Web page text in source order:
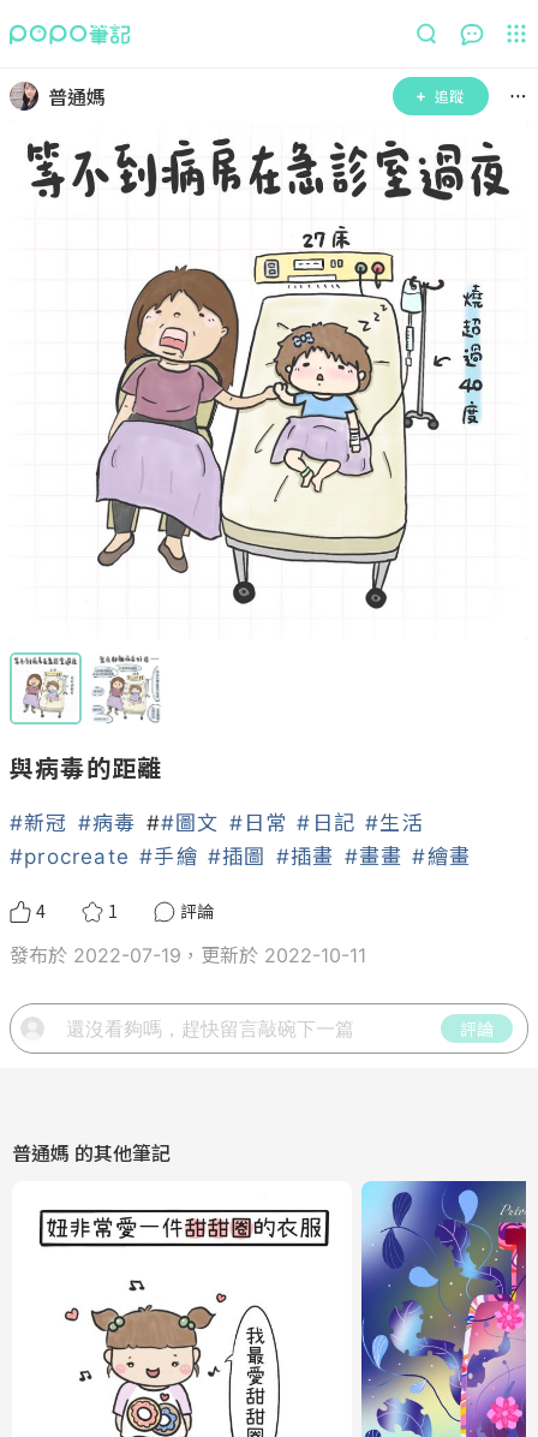
普通媽 追蹤
與病毒的距離
#新冠 #病毒 ##圖文 #日常 #日記 #生活
#procreate #手繪 #插圖 #插畫 #畫畫 #繪畫
4 1
評論
發布於 2022-07-19，更新於 2022-10-11
評論
普通媽 的其他筆記